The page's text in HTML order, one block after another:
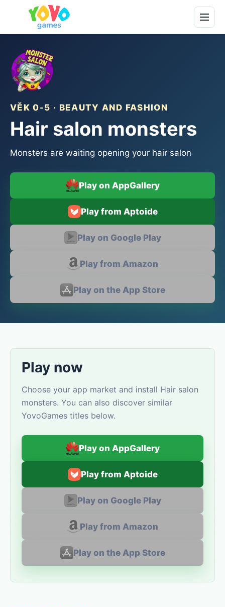
VĚK 0-5 · BEAUTY AND FASHION
Hair salon monsters
Monsters are waiting opening your hair salon
Play on AppGallery
Play from Aptoide
Play on Google Play
Play from Amazon
Play on the App Store
Play now
Choose your app market and install Hair salon
monsters. You can also discover similar
YovoGames titles below.
Play on AppGallery
Play from Aptoide
Play on Google Play
Play from Amazon
Play on the App Store